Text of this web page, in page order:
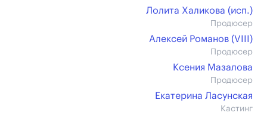
Лолита Халикова (иcп.)
Продюсер
Алексей Романов (VIII)
Продюсер
Ксения Мазалова
Продюсер
Екатерина Ласунская
Кастинг